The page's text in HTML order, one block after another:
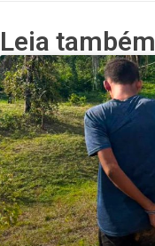
Leia também